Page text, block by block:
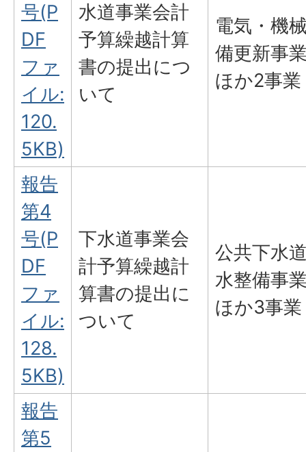
号(P
DF
ファ
イル:
120.
5KB)
水道事業会計
予算繰越計算
書の提出につ
いて
電気・機
備更新事
ほか2事業
報告
第4
号(P
DF
ファ
イル:
128.
5KB)
下水道事業会
計予算繰越計
算書の提出に
ついて
公共下水
水整備事
ほか3事業
報告
第5